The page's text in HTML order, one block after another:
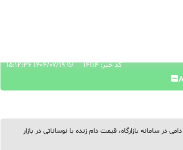
کد خبر: 14114 ۱۴۰۴/۰۷/۱۹ ۱۵:۱۲:۳۶
سامانه بازارگاه، قیمت دام زنده با نوساناتی در بازار